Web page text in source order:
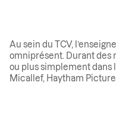
Au sein du TCV,
omniprésent. Durant des
ou plus simplement dans
Micallef, Haytham